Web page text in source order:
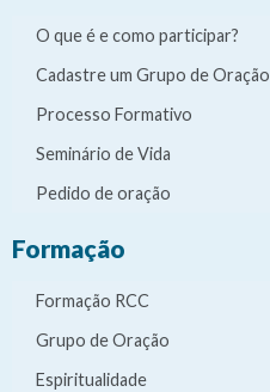
O que é e como participar?
Cadastre um Grupo de Oração
Processo Formativo
Seminário de Vida
Pedido de oração
Formação
Formação RCC
Grupo de Oração
Espiritualidade